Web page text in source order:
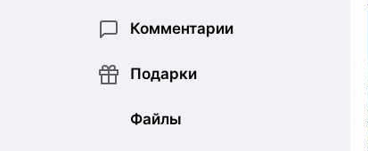
Комментарии
Подарки
Файлы